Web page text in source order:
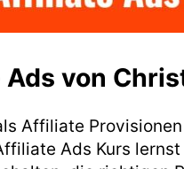
von
Affiliate
Ads Kurs